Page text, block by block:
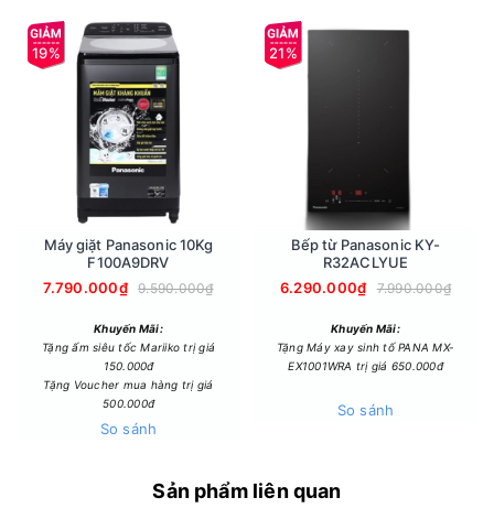
- Người dùng dễ dàng tùy chỉnh các chương trình của lò với
bảng điều khiển nút vặn, phù hợp với cả người lớn tuổi.
Tiện ích - Phụ kiện
- Lò vi sóng này có trang bị chuông báo sau khi nấu xong
giúp tránh tình trạng để quên thức ăn trong lò.
- Tiện ích hẹn giờ tối đa 35 phút giúp người dùng chủ động
chưa chín hoặc quá thời gian khiến thức ăn bị cháy khét.
19%
Máy giặt Panasonic 10Kg
F100A9DRV
7.790.000₫
9.590.000₫
Khuyến Mãi:
Tặng ấm siêu tốc Mariiko trị giá
150.000đ
Tặng Voucher mua hàng trị giá
500.000đ
So sánh
21%
Bếp từ Panasonic KY-
R32ACLYUE
6.290.000₫
7.990.000₫
Khuyến Mãi:
Tặng Máy xay sinh tố PANA MX-
EX1001WRA trị giá 650.000đ
So sánh
Sản phẩm liên quan